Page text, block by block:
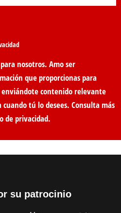
nosotros. Amo ser
que proporcionas para
contenido relevante
tú lo desees. Consulta más
de privacidad.
su patrocinio